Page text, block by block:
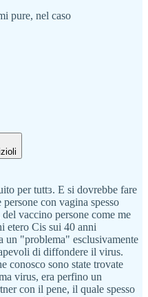
pure, nel caso
per tuttɜ. E si dovrebbe fare
con vagina spesso
vaccino persone come me
etero Cis sui 40 anni
un "problema" esclusivamente
di diffondere il virus.
conosco sono state trovate
virus, era perfino un
con il pene, il quale spesso